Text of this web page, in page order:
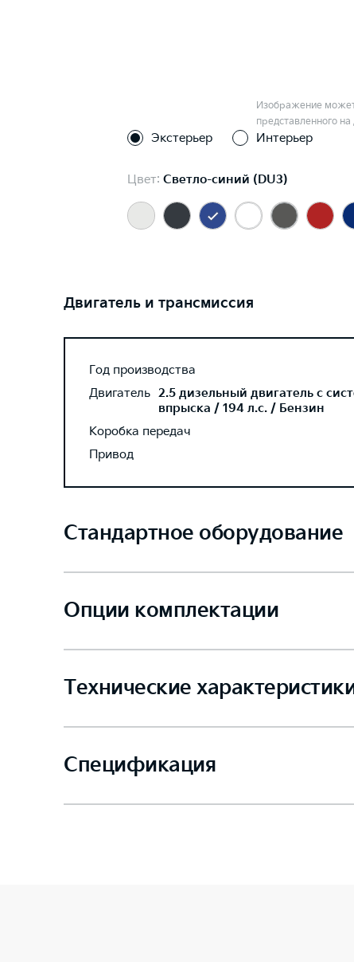
Изображение может
представленного
Экстерьер Интерьер
Цвет: Светло-синий (DU3)
Двигатель и трансмиссия
Год производства
Двигатель 2.5 дизельный двигатель с
впрыска / 194 л.с. / Бензин
Коробка передач
Привод
Стандартное оборудование
Опции комплектации
Технические
Спецификация